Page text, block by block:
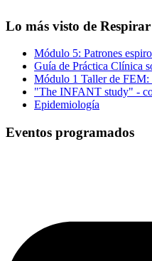
Lo más visto de Respirar
Módulo 5: Patrones
Guía de Práctica Clínica
Módulo 1 Taller de FEM:
"The INFANT study" -
Epidemiología
Eventos programados